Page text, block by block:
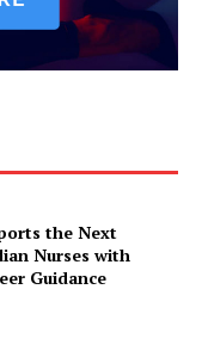
the Next
Nurses with
Guidance